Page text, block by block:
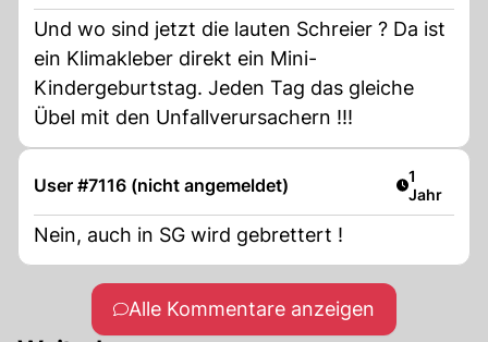
Und wo sind jetzt die lauten Schreier ? Da ist
ein Klimakleber direkt ein Mini-
Kindergeburtstag. Jeden Tag das gleiche
Übel mit den Unfallverursachern !!!
User #7116 (nicht angemeldet) Artikel
1
Jahr
Nein, auch in SG wird gebrettert !
Alle Kommentare anzeigen